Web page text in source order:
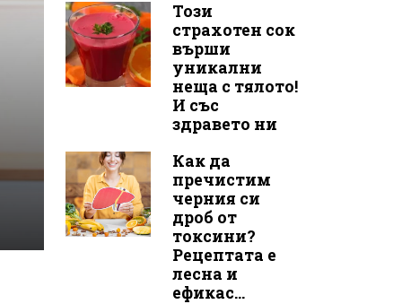
Този
страхотен сок
върши
уникални
неща с тялото!
И със
здравето ни
Как да
пречистим
черния си
дроб от
токсини?
Рецептата е
лесна и
ефикас...